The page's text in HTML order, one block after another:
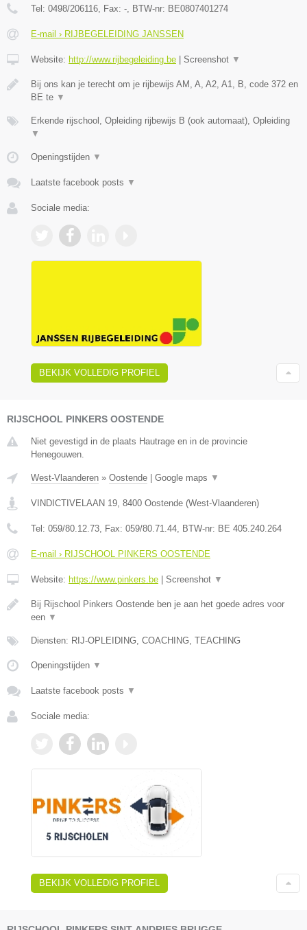
Tel: 0498/206116, Fax: -, BTW-nr: BE0807401274
E-mail › RIJBEGELEIDING JANSSEN
Website: http://www.rijbegeleiding.be Screenshot ▼
Bij ons kan je terecht om je rijbewijs AM, A, A2, A1, B, code 372 en
BE te ▼
Erkende rijschool, Opleiding rijbewijs B (ook automaat), Opleiding
▼
Openingstijden ▼
Laatste facebook posts ▼
Sociale media:
BEKIJK VOLLEDIG PROFIEL
RIJSCHOOL PINKERS OOSTENDE
Niet gevestigd in de plaats Hautrage en in de provincie
Henegouwen.
West-Vlaanderen » Oostende Google maps ▼
VINDICTIVELAAN 19, 8400 Oostende (West-Vlaanderen)
Tel: 059/80.12.73, Fax: 059/80.71.44, BTW-nr: BE 405.240.264
E-mail › RIJSCHOOL PINKERS OOSTENDE
Website: https://www.pinkers.be Screenshot ▼
Bij Rijschool Pinkers Oostende ben je aan het goede adres voor
een ▼
Diensten: RIJ-OPLEIDING, COACHING, TEACHING
Openingstijden ▼
Laatste facebook posts ▼
Sociale media:
BEKIJK VOLLEDIG PROFIEL